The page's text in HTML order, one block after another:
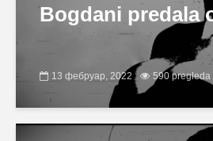
Bogdani predala
13 фебруар, 2022 590 pregleda